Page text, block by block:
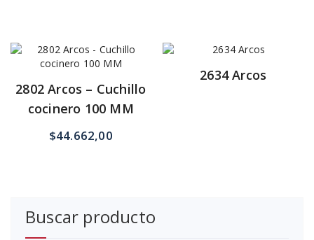
2802 Arcos – Cuchillo
cocinero 100 MM
$44.662,00
2634 Arcos
Buscar producto